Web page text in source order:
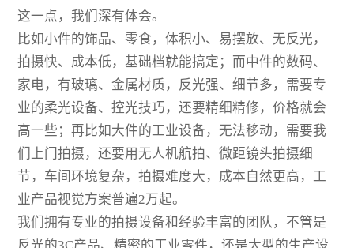
这一点，我们深有体会。
比如小件的饰品、零食，体积小、易摆放、无反光，
拍摄快、成本低，基础档就能搞定；而中件的数码、
家电，有玻璃、金属材质，反光强、细节多，需要专
业的柔光设备、控光技巧，还要精细精修，价格就会
高一些；再比如大件的工业设备，无法移动，需要我
们上门拍摄，还要用无人机航拍、微距镜头拍摄细
节，车间环境复杂，拍摄难度大，成本自然更高，工
业产品视觉方案普遍2万起。
我们拥有专业的拍摄设备和经验丰富的团队，不管是
反光的3C产品、精密的工业零件，还是大型的生产设